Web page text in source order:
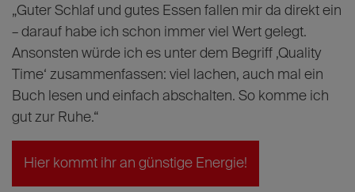
„Guter Schlaf und gutes Essen fallen mir da direkt ein
– darauf habe ich schon immer viel Wert gelegt.
Ansonsten würde ich es unter dem Begriff ‚Quality
Time‘ zusammenfassen: viel lachen, auch mal ein
Buch lesen und einfach abschalten. So komme ich
gut zur Ruhe.“
Hier kommt ihr an günstige Energie!